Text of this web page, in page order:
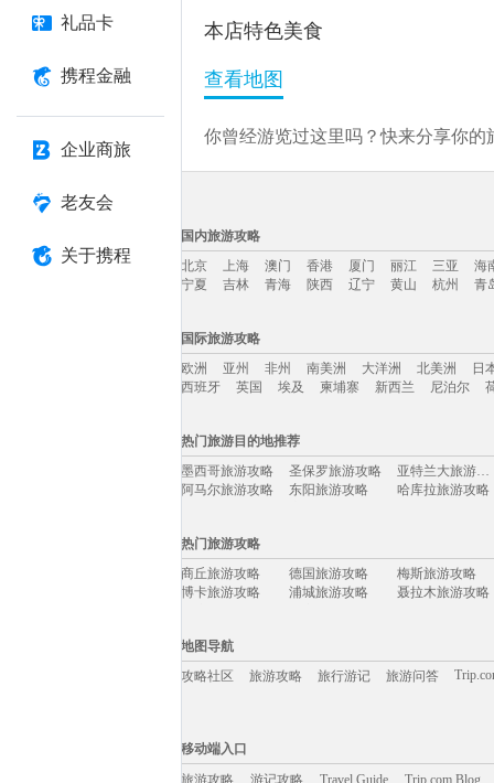
礼品卡
携程金融
企业商旅
老友会
关于携程
本店特色美食
查看地图
你曾经游览过这里吗？快来分享你的
国内旅游攻略
北京
上海 澳门 香港 厦门 丽江 三亚
海
宁夏
吉林 青海 陕西 辽宁 黄山 杭州 青
北京
上海 澳门 香港 厦门 丽江 三亚
海
宁夏
吉林 青海 陕西 辽宁 黄山 杭州 青
国际旅游攻略
欧洲
亚州 非州 南美洲 大洋洲 北美洲
日
西班牙
英国 埃及 柬埔寨 新西兰 尼泊尔
欧洲
亚州 非州 南美洲 大洋洲 北美洲
日
西班牙
英国 埃及 柬埔寨 新西兰 尼泊尔
热门旅游目的地推荐
墨西哥旅游攻略
圣保罗旅游攻略
亚特兰大旅游攻略
阿马尔旅游攻略
东阳旅游攻略
哈库拉旅游攻略
塞拉旅游攻略
科隆旅游攻略
悉尼旅游攻略
汉源旅游攻略
ireland旅游攻略
比斯特旅游攻略
梅州旅游攻略
怒江旅游攻略
博洛尼亚旅游攻略
印度旅游攻略
文山旅游攻略
晋城旅游攻略
苏梅岛旅游攻略
衡山旅游攻略
米卢斯旅游攻略
江门旅游攻略
丹嫩沙多旅游攻略
闸坡旅游攻略
阆中旅游攻略
热门旅游攻略
商丘旅游攻略
德国旅游攻略
梅斯旅游攻略
博卡旅游攻略
浦城旅游攻略
聂拉木旅游攻略
清徐旅游攻略
冲绳旅游攻略
考文垂旅游攻略
攀枝花旅游攻略
玉环旅游攻略
菲律宾旅游攻略
无锡旅游攻略
少林寺旅游攻略
新竹旅游攻略
仙本那旅游攻略
巽寮湾旅游攻略
奥达旅游攻略 井冈山旅游攻略
地图导航
攻略社区
旅游攻略 旅行游记 旅游问答
旅游资讯
移动端入口
旅游攻略
游记攻略 Travel Guide Trip.com Blog